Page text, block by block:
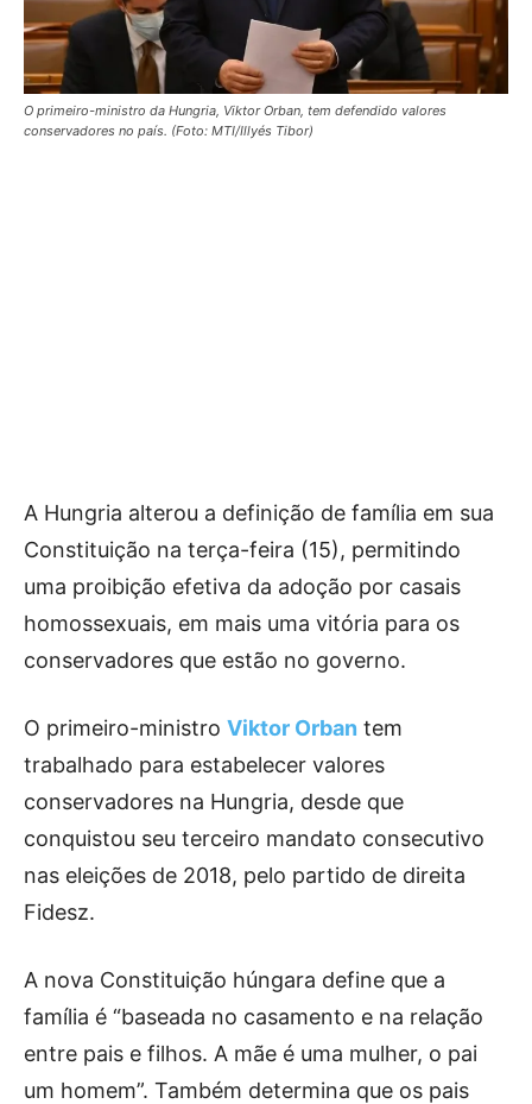
O primeiro-ministro da Hungria, Viktor Orban, tem defendido valores
conservadores no país. (Foto: MTI/Illyés Tibor)
A Hungria alterou a definição de família em sua
Constituição na terça-feira (15), permitindo
uma proibição efetiva da adoção por casais
homossexuais, em mais uma vitória para os
conservadores que estão no governo.
O primeiro-ministro Viktor Orban tem
trabalhado para estabelecer valores
conservadores na Hungria, desde que
conquistou seu terceiro mandato consecutivo
nas eleições de 2018, pelo partido de direita
Fidesz.
A nova Constituição húngara define que a
família é “baseada no casamento e na relação
entre pais e filhos. A mãe é uma mulher, o pai
um homem”. Também determina que os pais